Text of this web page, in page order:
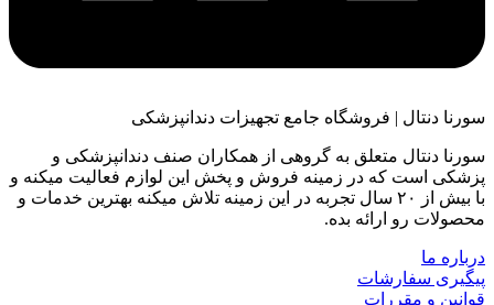
سورنا دنتال | فروشگاه جامع تجهیزات دندانپزشکی
سورنا دنتال متعلق به گروهی از همکاران صنف دندانپزشکی و
پزشکی است که در زمینه فروش و پخش این لوازم فعالیت میکنه و
با بیش از ۲۰ سال تجربه در این زمینه تلاش میکنه بهترین خدمات و
محصولات رو ارائه بده.
درباره ما
پیگیری سفارشات
قوانین و مقررات